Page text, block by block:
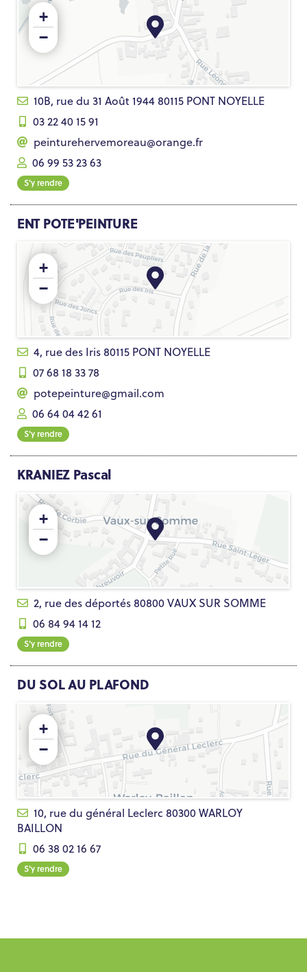
10B, rue du 31 Août 1944 80115 PONT NOYELLE
03 22 40 15 91
peinturehervemoreau@orange.fr
06 99 53 23 63
S'y rendre
+
−
ENT POTE'PEINTURE
4, rue des Iris 80115 PONT NOYELLE
07 68 18 33 78
potepeinture@gmail.com
06 64 04 42 61
S'y rendre
+
−
KRANIEZ Pascal
2, rue des déportés 80800 VAUX SUR SOMME
06 84 94 14 12
S'y rendre
+
−
DU SOL AU PLAFOND
10, rue du général Leclerc 80300 WARLOY
BAILLON
06 38 02 16 67
S'y rendre
+
−